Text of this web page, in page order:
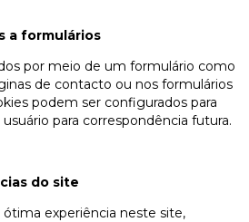
a formulários
por meio de um formulário como
de contacto ou nos formulários
podem ser configurados para
para correspondência futura.
do site
experiência neste site,